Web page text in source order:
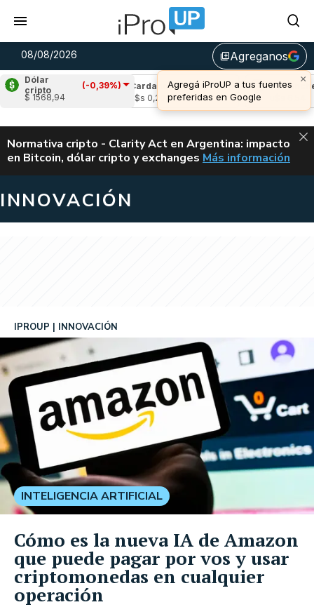
08/08/2026 library_addAgreganos
×
Agregá iProUP a tus fuentes
preferidas en Google
Dólar
cripto
(-0,39%)
$ 1568,94
(-0,06%)
Cardano (0,25%)
u$s 0,20
Avalanche
u$s 6,54
ALERTA
Normativa cripto - Clarity Act en Argentina: impacto
en Bitcoin, dólar cripto y exchanges CLARITY ACT EN
Más información
INNOVACIÓN
IPROUP INNOVACIÓN
INTELIGENCIA ARTIFICIAL
Cómo es la nueva IA de Amazon
que puede pagar por vos y usar
criptomonedas en cualquier
operación